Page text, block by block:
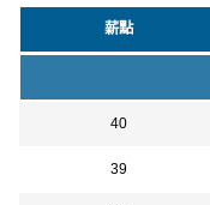
薪點
40
39